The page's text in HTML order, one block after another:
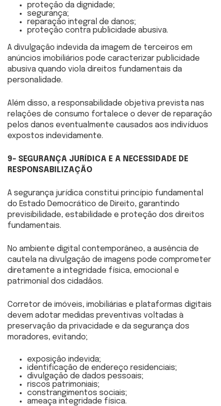
proteção da dignidade;
segurança;
reparação integral de danos;
proteção contra publicidade abusiva.
A divulgação indevida da imagem de terceiros em
anúncios imobiliários pode caracterizar publicidade
abusiva quando viola direitos fundamentais da
personalidade.
Além disso, a responsabilidade objetiva prevista nas
relações de consumo fortalece o dever de reparação
pelos danos eventualmente causados aos indivíduos
expostos indevidamente.
9- SEGURANÇA JURÍDICA E A NECESSIDADE DE
RESPONSABILIZAÇÃO
A segurança jurídica constitui princípio fundamental
do Estado Democrático de Direito, garantindo
previsibilidade, estabilidade e proteção dos direitos
fundamentais.
No ambiente digital contemporâneo, a ausência de
cautela na divulgação de imagens pode comprometer
diretamente a integridade física, emocional e
patrimonial dos cidadãos.
Corretor de imóveis, imobiliárias e plataformas digitais
devem adotar medidas preventivas voltadas à
preservação da privacidade e da segurança dos
moradores, evitando;
exposição indevida;
identificação de endereço residenciais;
divulgação de dados pessoais;
riscos patrimoniais;
constrangimentos sociais;
ameaça integridade física.